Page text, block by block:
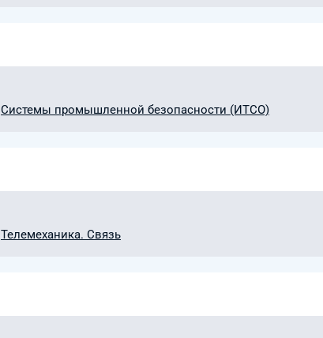
Системы промышленной безопасности (ИТСО)
Телемеханика. Связь